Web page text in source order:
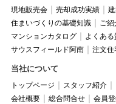
現地販売会 売却成功実績
住まいづくりの基礎知識
ご紹
マンションカタログ
よくある
サウスフィールド阿南
注文住
当社について
トップページ スタッフ紹介
会社概要
総合問合せ 会員